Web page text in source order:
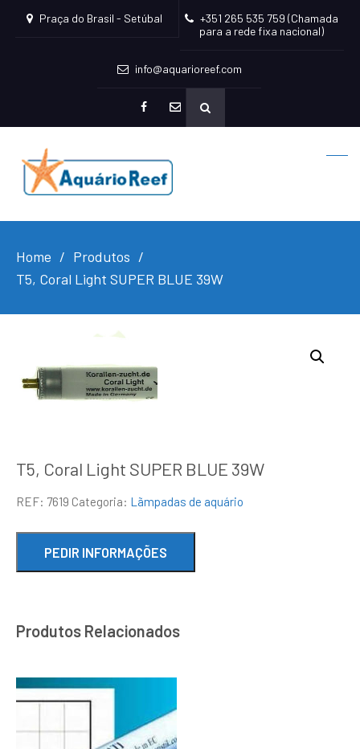
Praça do Brasil - Setúbal
+351 265 535 759 (Chamada
para a rede fixa nacional)
info@aquarioreef.com
mailto
Home
Produtos
T5, Coral Light SUPER BLUE 39W
T5, Coral Light SUPER BLUE 39W
REF: 7619 Categoria: Lãmpadas de aquário
Produtos Relacionados